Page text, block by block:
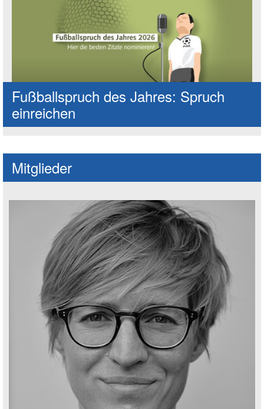
Fußballspruch des Jahres: Spruch
einreichen
Mitglieder